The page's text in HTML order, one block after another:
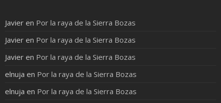
Javier en Por la raya de la Sierra Bozas
Javier en Por la raya de la Sierra Bozas
Javier en Por la raya de la Sierra Bozas
elnuja en Por la raya de la Sierra Bozas
elnuja en Por la raya de la Sierra Bozas